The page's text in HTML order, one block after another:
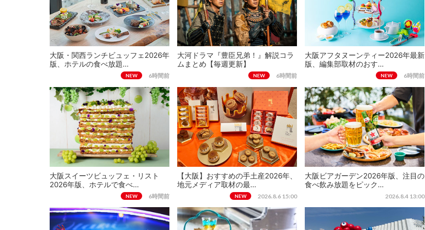
大阪・関西ランチビュッフェ2026年
版、ホテルの食べ放題…
NEW 6時間前
大河ドラマ『豊臣兄弟！』解説コラ
ムまとめ【毎週更新】
NEW 6時間前
大阪アフタヌーンティー2026年最新
版、編集部取材のおす…
NEW 6時間前
大阪スイーツビュッフェ・リスト
2026年版、ホテルで食べ…
NEW 6時間前
【大阪】おすすめの手土産2026年、
地元メディア取材の最…
NEW 2026.8.6 15:00
大阪ビアガーデン2026年版、注目の
食べ飲み放題をピック…
2026.8.4 13:00